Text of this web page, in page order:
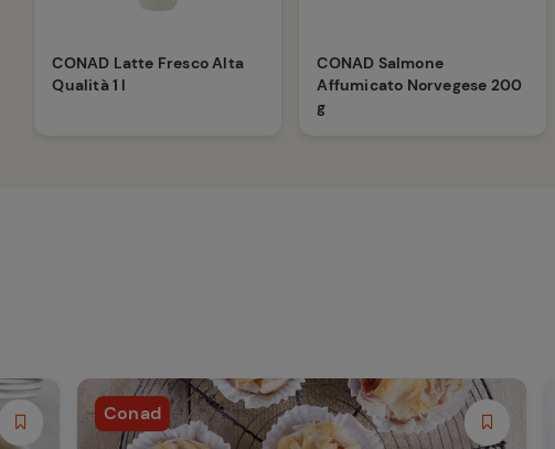
CONAD Latte Fresco Alta
Qualità 1 l
CONAD Salmone
Affumicato Norvegese 200
g
Conad